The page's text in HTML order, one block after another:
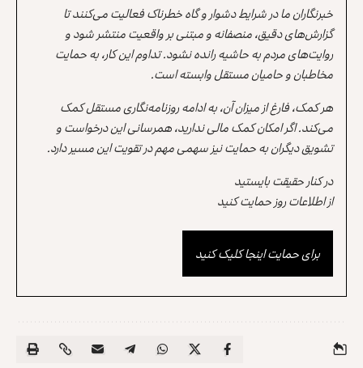
خبرنگاران ما در شرایط دشوار و گاه خطرناک فعالیت می‌کنند تا
گزارش‌های دقیق، منصفانه و مبتنی بر واقعیت منتشر شود و
روایت‌های مردم به حاشیه رانده نشود. تداوم این کار، به حمایت
مخاطبان و حامیان مستقل وابسته است.
هر کمک، فارغ از میزان آن، به ادامه روزنامه‌نگاری مستقل کمک
می‌کند. اگر امکان کمک مالی ندارید، همرسانی این درخواست و
تشویق دیگران به حمایت نیز سهمی مهم در تقویت این مسیر دارد.
در کنار حقیقت بایستید
از اطلاعات روز حمایت کنید
برای حمایت اینجا کلیک کنید